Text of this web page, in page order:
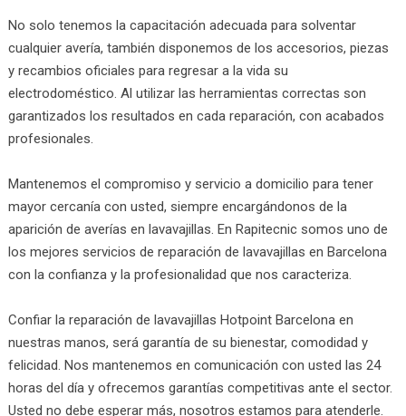
No solo tenemos la capacitación adecuada para solventar
cualquier avería, también disponemos de los accesorios, piezas
y recambios oficiales para regresar a la vida su
electrodoméstico. Al utilizar las herramientas correctas son
garantizados los resultados en cada reparación, con acabados
profesionales.
Mantenemos el compromiso y servicio a domicilio para tener
mayor cercanía con usted, siempre encargándonos de la
aparición de averías en lavavajillas. En Rapitecnic somos uno de
los mejores servicios de reparación de lavavajillas en Barcelona
con la confianza y la profesionalidad que nos caracteriza.
Confiar la reparación de lavavajillas Hotpoint Barcelona en
nuestras manos, será garantía de su bienestar, comodidad y
felicidad. Nos mantenemos en comunicación con usted las 24
horas del día y ofrecemos garantías competitivas ante el sector.
Usted no debe esperar más, nosotros estamos para atenderle.